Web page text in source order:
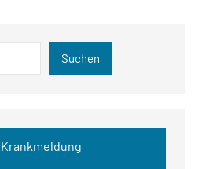
Suchen
Krankmeldung